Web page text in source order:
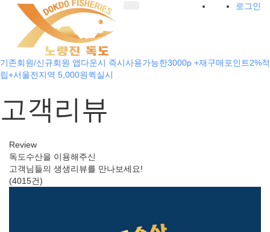
로그인
기존회원/신규회원 앱다운시 즉시사용가능한3000p +재구매포인트2%적
립+서울전지역 5,000원퀵실시
고객리뷰
Review
독도수산을 이용해주신
고객님들의 생생리뷰를 만나보세요!
(4015건)